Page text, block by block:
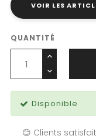
VOIR LES
QUANTITÉ
Disponible
😊 Clients